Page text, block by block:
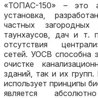
«ТОПАС-150» – это
установка,
частных загородных
таунхаусов, дач и т.
отсутствия
сетей. УОСВ способна
очистке
зданий, так и их
использует принципы
является